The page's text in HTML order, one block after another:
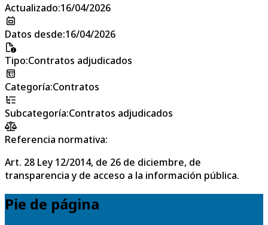
Actualizado:16/04/2026
Datos desde:16/04/2026
Tipo:Contratos adjudicados
Categoría:Contratos
Subcategoría:Contratos adjudicados
Referencia normativa:
Art. 28 Ley 12/2014, de 26 de diciembre, de
transparencia y de acceso a la información pública.
Pie de página